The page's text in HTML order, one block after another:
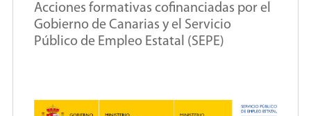
Acciones formativas cofinanciadas por el
Gobierno de Canarias y el Servicio
Público de Empleo Estatal (SEPE)